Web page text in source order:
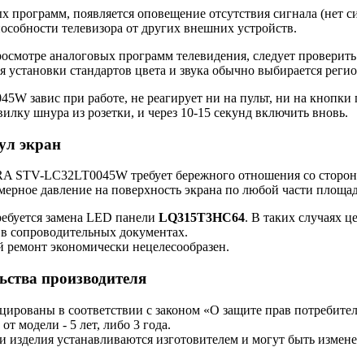
появляется оповещение отсутствия сигнала (нет
телевизора от других внешних устройств.
аналоговых программ телевидения, следует
установки стандартов цвета и звука обычно выбирается
завис при работе, не реагирует ни на пульт, ни на
шнура из розетки, и через 10-15 секунд включить вновь.
экран
STV-LC32LT0045W требует бережного отношения со
давление на поверхность экрана по любой части
замена LED панели LQ315T3HC64. В таких случаях
сопроводительных документах.
экономически нецелесообразен.
производителя
в соответствии с законом «О защите прав
модели - 5 лет, либо 3 года.
устанавливаются изготовителем и могут быть